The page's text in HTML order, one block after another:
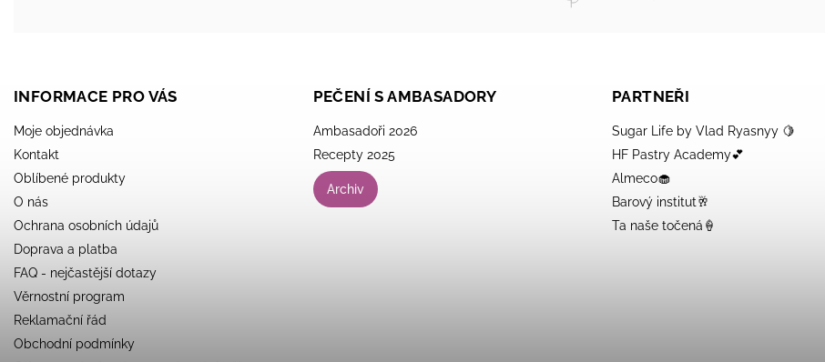
INFORMACE PRO VÁS
Moje objednávka
Kontakt
Oblíbené produkty
O nás
Ochrana osobních údajů
Doprava a platba
FAQ - nejčastější dotazy
Věrnostní program
Reklamační řád
Obchodní podmínky
PEČENÍ S AMBASADORY
Ambasadoři 2026
Recepty 2025
Archiv
PARTNEŘI
Sugar Life by Vlad Ryasnyy 🍋
HF Pastry Academy💕
Almeco🧁
Barový institut🥂
Ta naše točená🍦